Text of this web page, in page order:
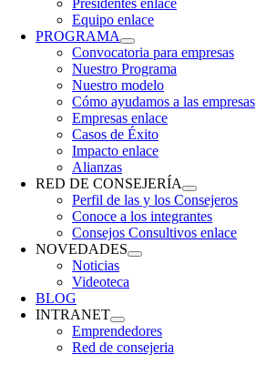
Presidentes enlace
Equipo enlace
PROGRAMA
Convocatoria para empresas
Nuestro Programa
Nuestro modelo
Cómo ayudamos a las empresas
Empresas enlace
Casos de Éxito
Impacto enlace
Alianzas
RED DE CONSEJERÍA
Perfil de las y los Consejeros
Conoce a los integrantes
Consejos Consultivos enlace
NOVEDADES
Noticias
Videoteca
BLOG
INTRANET
Emprendedores
Red de consejeria